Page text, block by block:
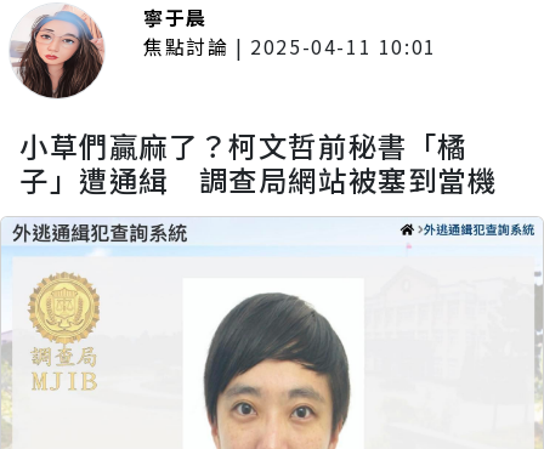
寧于晨
焦點討論 | 2025-04-11 10:01
小草們贏麻了？柯文哲前秘書「橘
子」遭通緝 調查局網站被塞到當機